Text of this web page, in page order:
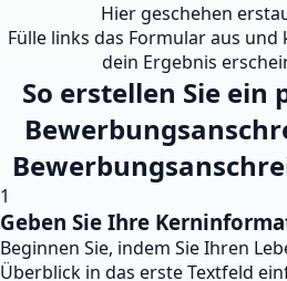
Hier geschehen
Fülle links das Formular aus und
dein Ergebnis
So erstellen Sie ein
1
Geben Sie Ihre
Beginnen Sie, indem Sie Ihren
Überblick in das erste Textfeld